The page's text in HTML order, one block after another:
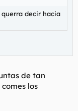
querra decir hacia
de tan
los